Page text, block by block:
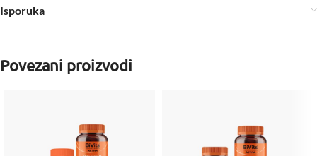
Isporuka
Povezani proizvodi